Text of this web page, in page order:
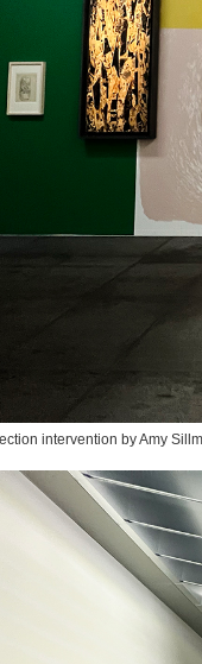
intervention by Amy